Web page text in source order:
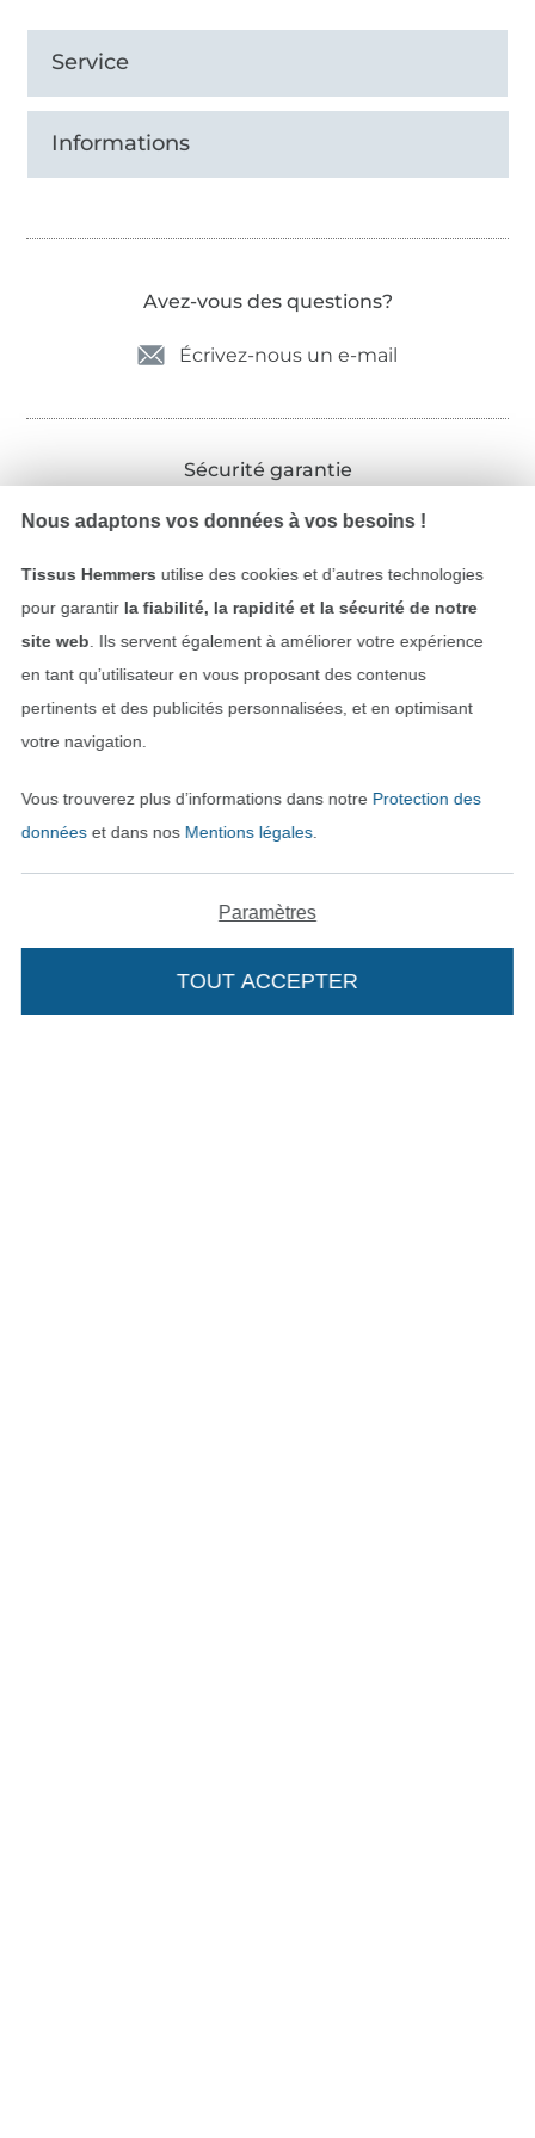
Service
Informations
Avez-vous des questions?
Écrivez-nous un e-mail
Sécurité garantie
Nos partenaires logistiques
Nous adaptons vos données à vos besoins !
Tissus Hemmers utilise des cookies et d’autres technologies
pour garantir la fiabilité, la rapidité et la sécurité de notre
site web . Ils servent également à améliorer votre expérience
en tant qu’utilisateur en vous proposant des contenus
pertinents et des publicités personnalisées, et en optimisant
votre navigation.
Vous trouverez plus d’informations dans notre Protection des
donnéeset dans nos Mentions légales.
Paramètres
TOUT ACCEPTER